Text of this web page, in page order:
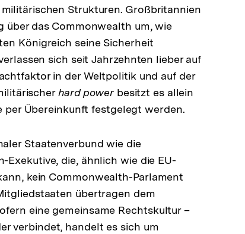
Strukturen. Großbritannien
über das Commonwealth um, wie
Königreich seine Sicherheit
sich seit Jahrzehnten lieber auf
in der Weltpolitik und auf der
hard powerbesitzt es allein
Übereinkunft festgelegt werden.
Staatenverbund wie die
Exekutive, die, ähnlich wie die EU-
kein Commonwealth-Parlament
übertragen dem
eine gemeinsame Rechtskultur –
verbindet, handelt es sich um